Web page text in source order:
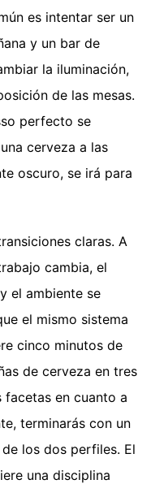
es intentar ser un
y un bar de
la iluminación,
de las mesas.
perfecto se
cerveza a las
oscuro, se irá para
claras. A
cambia, el
el ambiente se
el mismo sistema
cinco minutos de
de cerveza en tres
facetas en cuanto a
terminarás con un
los dos perfiles. El
una disciplina